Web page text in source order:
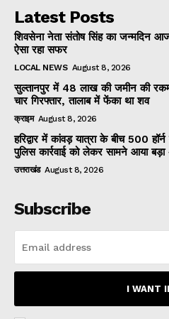
Latest Posts
शिवसेना नेता संतोष सिंह का जन्मदिन
ऐसा रहा सफर
LOCAL NEWS August 8, 2026
सुल्तानपुर में 48 लाख की जमीन की
चार गिरफ्तार, तालाब में फेंका था शव
क्राइम August 8, 2026
हरिद्वार में कांवड़ यात्रा के बीच 500
पुलिस कार्रवाई को लेकर सामने आया
उत्तराखंड August 8, 2026
Subscribe
I WANT